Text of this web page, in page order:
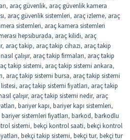
, araç güvenlik, araç güvenlik kamera
, araç güvenlik sistemleri, araç izleme, araç
sistemleri, araç kamera sistemleri
hepsiburada, araç kilidi, araç
, araç takip, araç takip cihazı, araç takip
çalışır, araç takip firmaları, araç takip
takip sistemi, araç takip sistemi ankara,
, araç takip sistemi bursa, araç takip sistemi
, araç takip sistemi fiyatları, araç takip
çalışır, araç takip sistemi nedir, araç
, bariyer kapı, bariyer kapı sistemleri,
bariyer sistemleri fiyatları, barkod, barkodlu
sistemi, bekçi kontrol saati, bekçi kontrol
, bekçi takip sistemi, bekçi tur, bekçi tur